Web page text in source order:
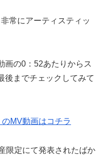
常にアーティスティッ
画の0：52あたりからス
後までチェックしてみて
MV動画はコチラ
限定にて発表されたばか